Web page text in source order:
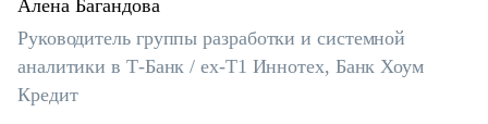
Алена Багандова
Руководитель группы разработки и системной
аналитики в Т-Банк / ex-T1 Иннотех, Банк Хоум
Кредит